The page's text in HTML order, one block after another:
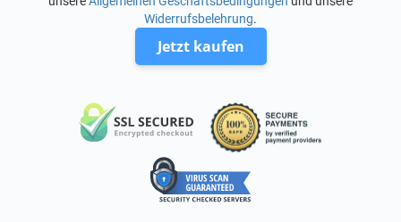
Widerrufsbelehrung.
Jetzt kaufen